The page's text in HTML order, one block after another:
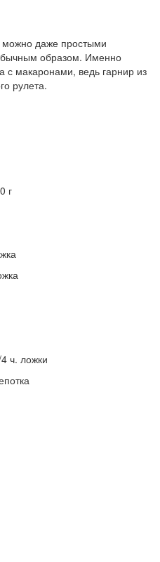
можно даже простыми
образом. Именно
с макаронами, ведь гарнир из
рулета.
г
ч. ложки